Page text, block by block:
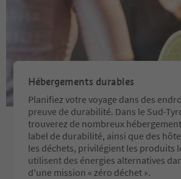
Hébergements durables
Planifiez votre voyage dans des
preuve de durabilité. Dans le Sud-
trouverez de nombreux
label de durabilité, ainsi que des
les déchets, privilégient les produits
utilisent des énergies alternatives
d'une mission « zéro déchet ».